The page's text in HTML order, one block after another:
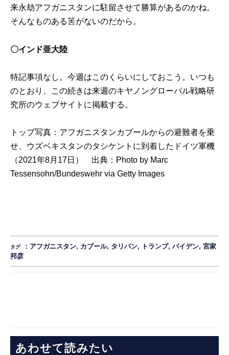
来永劫アフガニスタンに駐留させて勝算があるのかね。
そんなものある筈がないのだから。
〇インド亜大陸
特記事項なし。今週はこのくらいにしておこう。いつも
のとおり、この続きは来週のキヤノングローバル戦略研
究所のウェブサイト に掲載する。
トップ写真：アフガニスタンカブールからの避難者を乗
せ、ウズベキスタンのタシケントに到着したドイツ軍機
（2021年8月17日） 出典： Photo by Marc
Tessensohn/Bundeswehr via Getty Images
タグ ： アフガニスタン, カブール, タリバン, トランプ,バイデン,宮家
邦彦
あわせて読みたい